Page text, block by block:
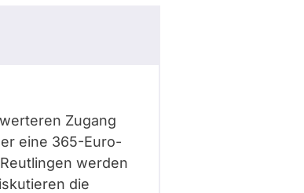
Zugang
eine 365-Euro-
werden
die